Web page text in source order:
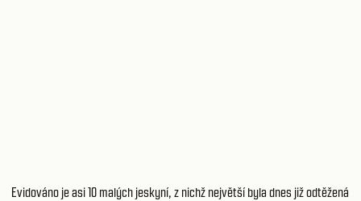
Evidováno je asi 10 malých jeskyní, z nichž největší byla dnes již odtěžená